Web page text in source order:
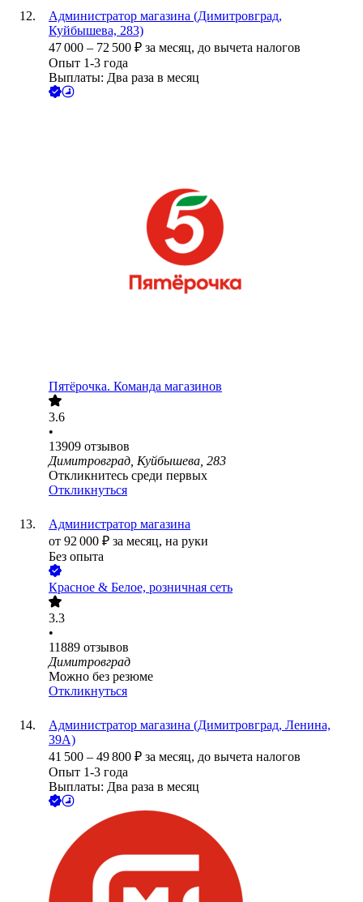
Администратор магазина (Димитровград,
Куйбышева, 283)
47 000 – 72 500 ₽ за месяц, до вычета налогов
Опыт 1-3 года
Выплаты: Два раза в месяц
Пятёрочка. Команда магазинов
3.6
•
13909 отзывов
Димитровград, Куйбышева, 283
Откликнитесь среди первых
Откликнуться
Администратор магазина
от 92 000 ₽ за месяц, на руки
Без опыта
Красное & Белое, розничная сеть
3.3
•
11889 отзывов
Димитровград
Можно без резюме
Откликнуться
Администратор магазина (Димитровград, Ленина,
39А)
41 500 – 49 800 ₽ за месяц, до вычета налогов
Опыт 1-3 года
Выплаты: Два раза в месяц